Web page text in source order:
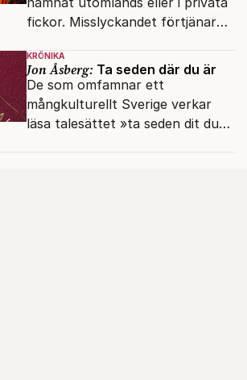
fickor. Misslyckandet förtjänar
KRÖNIKA
Jon Åsberg: Ta seden där du är
De som omfamnar ett
mångkulturellt Sverige verkar
läsa talesättet »ta seden dit du